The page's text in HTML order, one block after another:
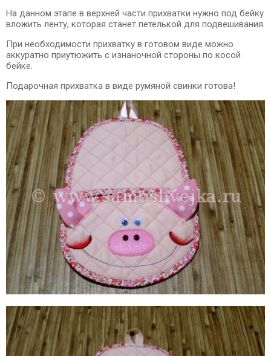
На данном этапе в верхней части прихватки нужно под бейку
вложить ленту, которая станет петелькой для подвешивания.
При необходимости прихватку в готовом виде можно
аккуратно приутюжить с изнаночной стороны по косой
бейке.
Подарочная прихватка в виде румяной свинки готова!